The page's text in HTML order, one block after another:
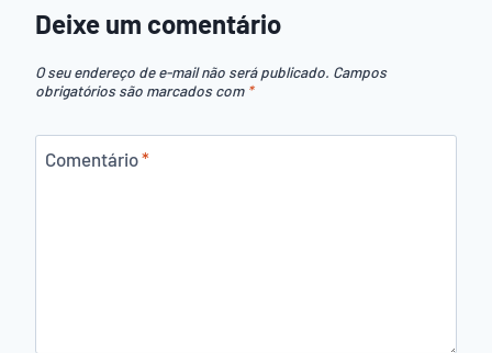
Deixe um comentário
O seu endereço de e-mail não será publicado. Campos
obrigatórios são marcados com *
Comentário*